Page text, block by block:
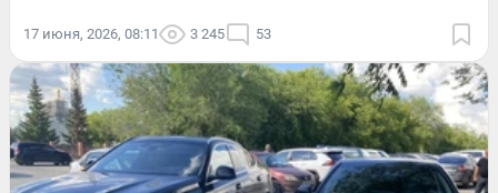
17 июня, 2026, 08:11 3 245 53